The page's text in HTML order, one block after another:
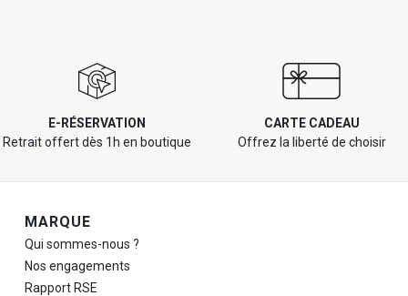
E-RÉSERVATION
Retrait offert dès 1h en boutique
CARTE CADEAU
Offrez la liberté de choisir
Navigation de pied de page
MARQUE
Qui sommes-nous ?
Nos engagements
Rapport RSE